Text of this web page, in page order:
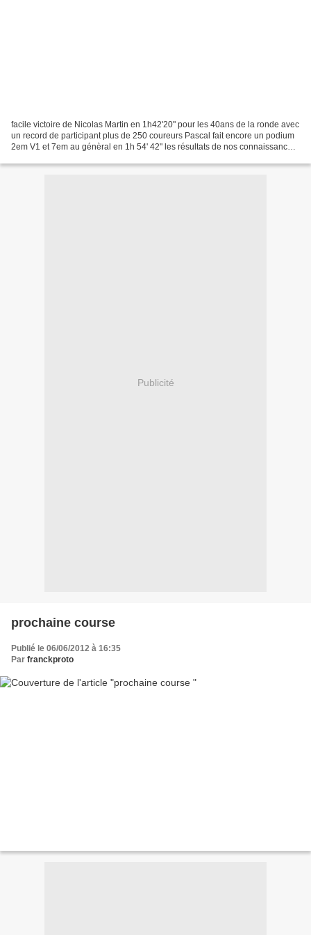
facile victoire de Nicolas Martin en 1h42'20" pour les 40ans de la ronde avec
un record de participant plus de 250 coureurs Pascal fait encore un podium
2em V1 et 7em au génèral en 1h 54' 42" les résultats de nos connaissance
Publicité
prochaine course
Publié le 06/06/2012 à 16:35
Par franckproto